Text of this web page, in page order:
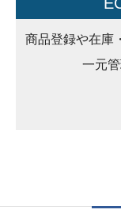
商品登録や在庫
一元